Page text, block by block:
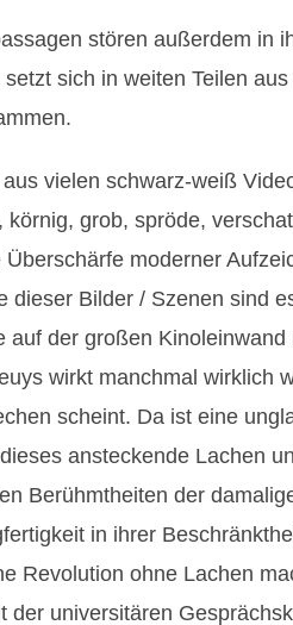
stören außerdem in
sich in weiten Teilen
vielen schwarz-weiß
körnig, grob, spröde,
moderner
dieser Bilder / Szenen sind
auf der großen
wirkt manchmal wirklich
scheint. Da ist eine
ansteckende Lachen
Berühmtheiten der
in ihrer
Revolution ohne Lachen
der universitären